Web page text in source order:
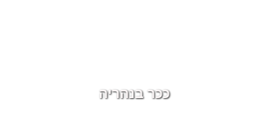
ככר בנהריה